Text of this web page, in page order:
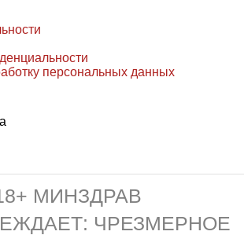
персональных данных
МИНЗДРАВ
ЧРЕЗМЕРНОЕ